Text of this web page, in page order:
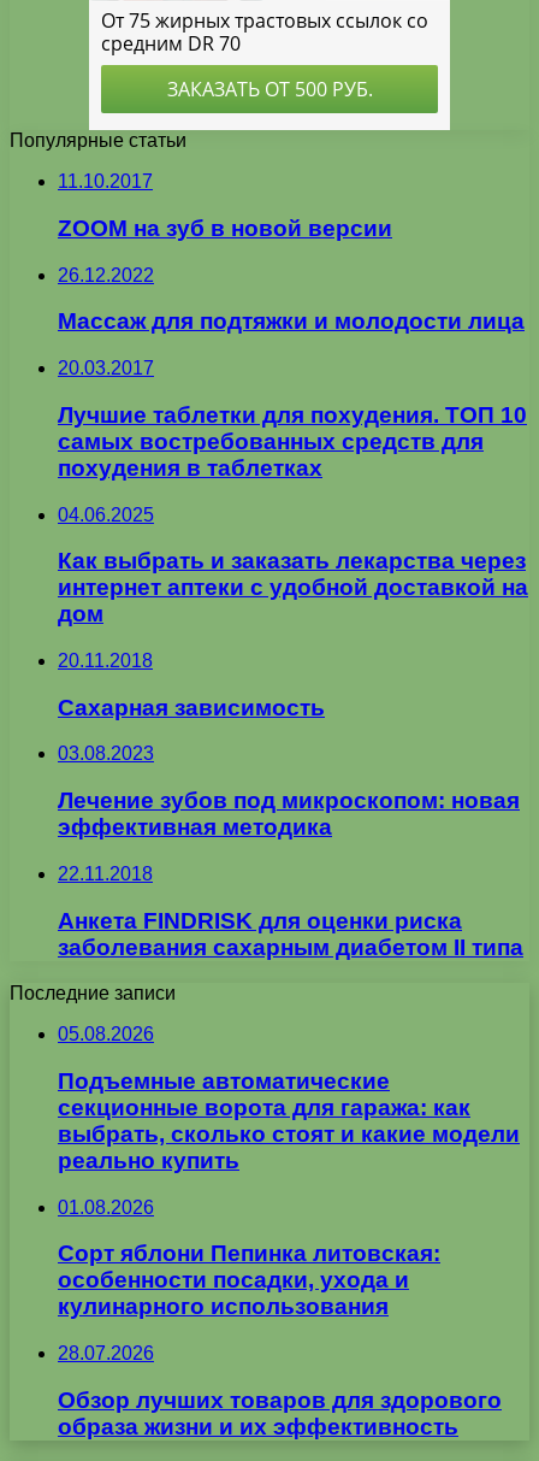
Популярные статьи
11.10.2017
ZOOM на зуб в новой версии
26.12.2022
Массаж для подтяжки и молодости лица
20.03.2017
Лучшие таблетки для похудения. ТОП 10
самых востребованных средств для
похудения в таблетках
04.06.2025
Как выбрать и заказать лекарства через
интернет аптеки с удобной доставкой на
дом
20.11.2018
Сахарная зависимость
03.08.2023
Лечение зубов под микроскопом: новая
эффективная методика
22.11.2018
Анкета FINDRISK для оценки риска
заболевания сахарным диабетом II типа
Последние записи
05.08.2026
Подъемные автоматические
секционные ворота для гаража: как
выбрать, сколько стоят и какие модели
реально купить
01.08.2026
Сорт яблони Пепинка литовская:
особенности посадки, ухода и
кулинарного использования
28.07.2026
Обзор лучших товаров для здорового
образа жизни и их эффективность